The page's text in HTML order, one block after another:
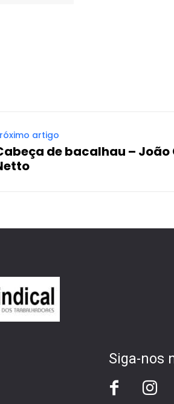
artigo
de bacalhau –
Siga-nos